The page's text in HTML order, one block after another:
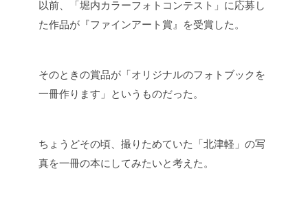
以前、「堀内カラーフォトコンテスト」に応募し
た作品が『ファインアート賞』を受賞した。
そのときの賞品が「オリジナルのフォトブックを
一冊作ります」というものだった。
ちょうどその頃、撮りためていた「北津軽」の写
真を一冊の本にしてみたいと考えた。